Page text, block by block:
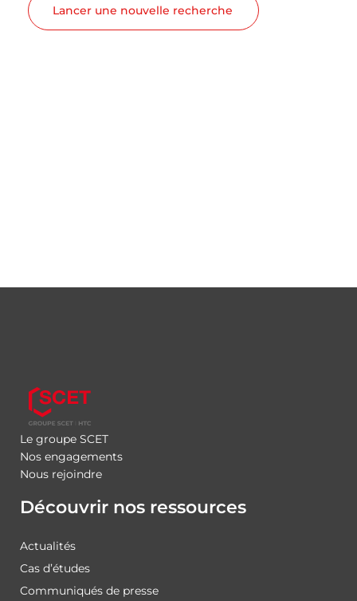
Lancer une nouvelle recherche
Le groupe SCET
Nos engagements
Nous rejoindre
Découvrir nos ressources
Actualités
Cas d’études
Communiqués de presse